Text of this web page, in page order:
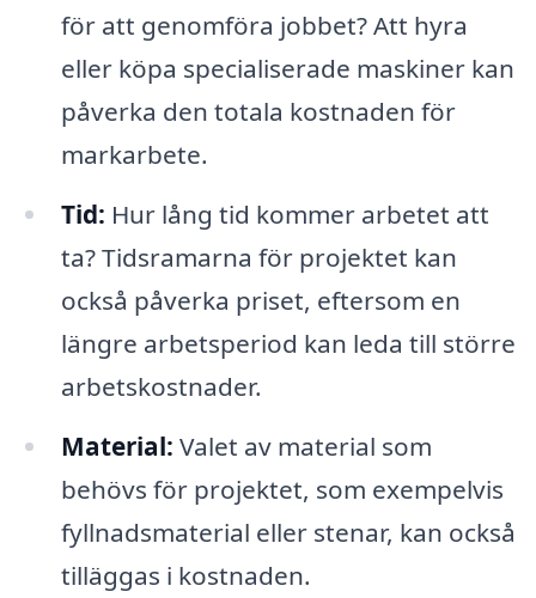
för att genomföra jobbet? Att hyra
eller köpa specialiserade maskiner kan
påverka den totala kostnaden för
markarbete.
Tid: Hur lång tid kommer arbetet att
ta? Tidsramarna för projektet kan
också påverka priset, eftersom en
längre arbetsperiod kan leda till större
arbetskostnader.
Material: Valet av material som
behövs för projektet, som exempelvis
fyllnadsmaterial eller stenar, kan också
tilläggas i kostnaden.